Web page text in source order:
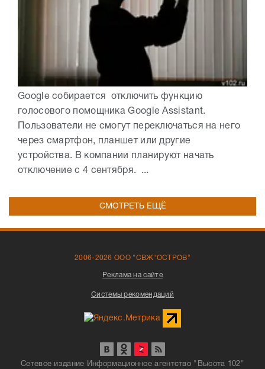
Google собирается отключить функцию
голосового помощника Google Assistant.
Пользователи не смогут переключаться на него
через смартфон, планшет или другие
устройства. В компании планируют начать
отключение с 4 сентября. ...
СМОТРЕТЬ ЕЩЁ
2006-2026 ООО "СВЖ"ОСТРОВ"
Реклама на сайте
Системы рекомендаций
Сетевое издание Информационное агентство "Высота 102"